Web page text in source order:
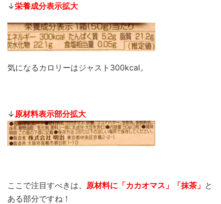
↓栄養成分表示拡大
気になるカロリーはジャスト300kcal。
↓ 原材料表示部分拡大
ここで注目すべきは 原材料に「カカオマス 」「抹茶」 と
ある部分ですね！